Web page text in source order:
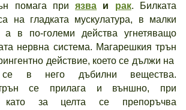
помага приязва и рак. Билката
на гладката мускулатура, в малки
а в по-големи действа угнетяващо
нервна система. Магарешкия трън
действие, което се дължи на
се в него дъбилни вещества.
трън се прилага и външно, при
за целта се препоръчва